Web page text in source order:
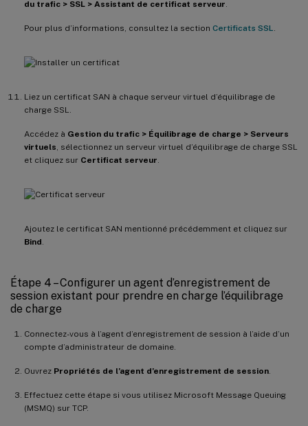
du trafic > SSL > Assistant de certificat serveur
Pour plus d’informations, consultez la section Certificats SSL
Liez un certificat SAN à chaque serveur virtuel d’équilibrage de
charge SSL.
Accédez à Gestion du trafic > Équilibrage de charge > Serveurs
virtuels , sélectionnez un serveur virtuel d’équilibrage de charge SSL
et cliquez sur Certificat serveur
Ajoutez le certificat SAN mentionné précédemment et cliquez sur
Bind
Étape 4 – Configurer un agent d’enregistrement de
session existant pour prendre en charge l’équilibrage
de charge
Connectez-vous à l’agent d’enregistrement de session à l’aide d’un
compte d’administrateur de domaine.
Ouvrez Propriétés de l’agent d’enregistrement de session
Effectuez cette étape si vous utilisez Microsoft Message Queuing
(MSMQ) sur TCP.